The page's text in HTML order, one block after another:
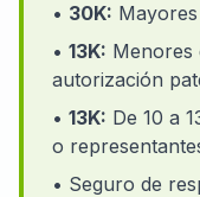
• 30K:
• 13K: Menores
autorización
• 13K: De 10 a
o
• Seguro de